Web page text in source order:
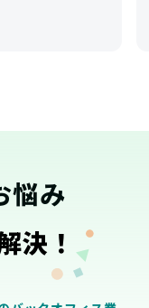
悩み
決！